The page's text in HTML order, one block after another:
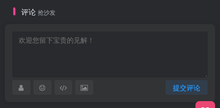
评论 抢沙发
提交评论